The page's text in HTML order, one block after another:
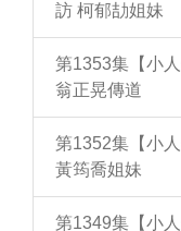
訪 柯郁劼姐妹
第1353集【小
翁正晃傳道
第1352集【小
黃筠喬姐妹
第1349集【小